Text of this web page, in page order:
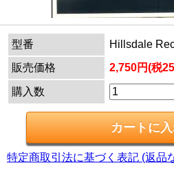
型番
Hillsdale
販売価格
2,750円(税
購入数
特定商取引法に基づく表記 (返品